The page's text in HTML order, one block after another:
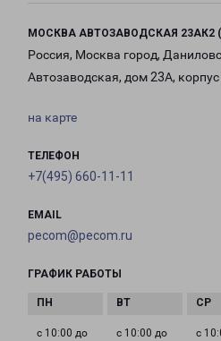
МОСКВА АВТОЗАВОДСКАЯ 23АК2
Россия, Москва город,
Автозаводская, дом 23А, корпус
на карте
ТЕЛЕФОН
+7(495) 660-11-11
EMAIL
pecom@pecom.ru
ГРАФИК РАБОТЫ
с 10:00 до
с 10:00 до
с